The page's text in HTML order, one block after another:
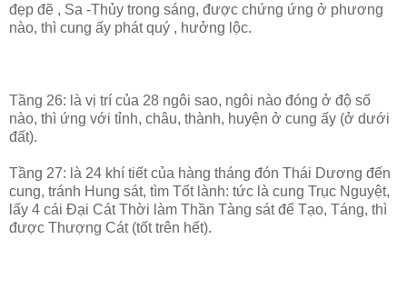
đẹp đẽ , Sa -Thủy trong sáng, được chứng ứng ở phương
nào, thì cung ấy phát quý , hưởng lộc.
Tầng 26: là vị trí của 28 ngôi sao, ngôi nào đóng ở độ số
nào, thì ứng với tỉnh, châu, thành, huyện ở cung ấy (ở dưới
đất).
Tầng 27: là 24 khí tiết của hàng tháng đón Thái Dương đến
cung, tránh Hung sát, tìm Tốt lành: tức là cung Trục Nguyệt,
lấy 4 cái Đại Cát Thời làm Thần Tàng sát để Tạo, Táng, thì
được Thượng Cát (tốt trên hết).